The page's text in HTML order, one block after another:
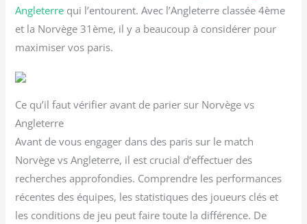
Angleterre qui l’entourent. Avec l’Angleterre classée 4ème
et la Norvège 31ème, il y a beaucoup à considérer pour
maximiser vos paris.
Ce qu’il faut vérifier avant de parier sur Norvège vs
Angleterre
Avant de vous engager dans des paris sur le match
Norvège vs Angleterre, il est crucial d’effectuer des
recherches approfondies. Comprendre les performances
récentes des équipes, les statistiques des joueurs clés et
les conditions de jeu peut faire toute la différence. De